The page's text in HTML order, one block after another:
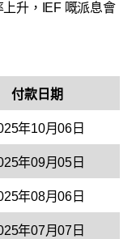
升，IEF 嘅派息會
付款日期
年10月06日
年09月05日
年08月06日
年07月07日